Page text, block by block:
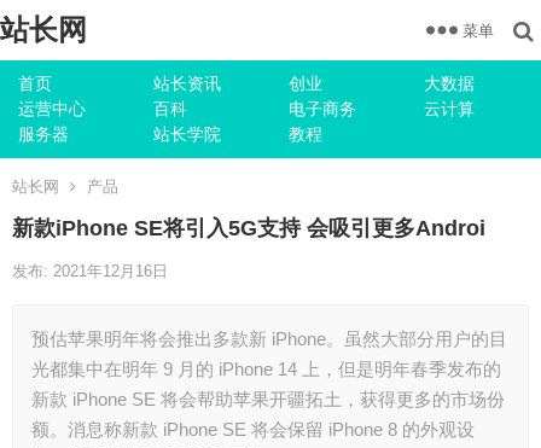
站长网
首页 站长资讯 创业
大数据
运营中心
百科 电子商务
云计算
服务器
站长学院 教程
菜单
站长网 产品
新款iPhone SE将引入5G支持 会吸引更多Androi
发布: 2021年12月16日
预估苹果明年将会推出多款新 iPhone。虽然大部分用户的目
光都集中在明年 9 月的 iPhone 14 上，但是明年春季发布的
新款 iPhone SE 将会帮助苹果开疆拓土，获得更多的市场份
额。消息称新款 iPhone SE 将会保留 iPhone 8 的外观设